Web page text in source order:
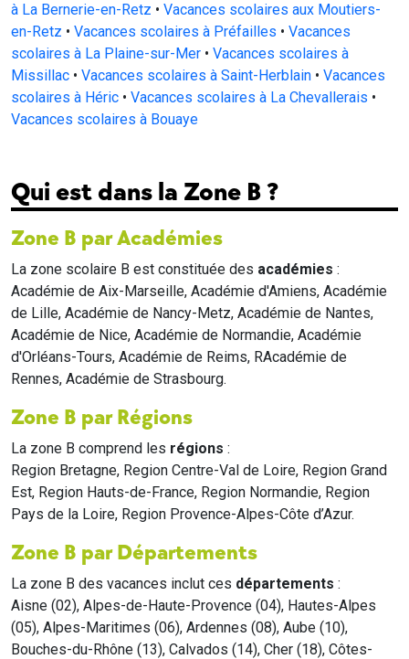
à La Bernerie-en-Retz • Vacances scolaires aux Moutiers-
en-Retz • Vacances scolaires à Préfailles • Vacances
scolaires à La Plaine-sur-Mer • Vacances scolaires à
Missillac • Vacances scolaires à Saint-Herblain • Vacances
scolaires à Héric • Vacances scolaires à La Chevallerais •
Vacances scolaires à Bouaye
Qui est dans la Zone B ?
Zone B par Académies
La zone scolaire B est constituée des académies :
Académie de Aix-Marseille, Académie d'Amiens, Académie
de Lille, Académie de Nancy-Metz, Académie de Nantes,
Académie de Nice, Académie de Normandie, Académie
d'Orléans-Tours, Académie de Reims, RAcadémie de
Rennes, Académie de Strasbourg.
Zone B par Régions
La zone B comprend les régions :
Region Bretagne, Region Centre-Val de Loire, Region Grand
Est, Region Hauts-de-France, Region Normandie, Region
Pays de la Loire, Region Provence-Alpes-Côte d’Azur.
Zone B par Départements
La zone B des vacances inclut ces départements :
Aisne (02), Alpes-de-Haute-Provence (04), Hautes-Alpes
(05), Alpes-Maritimes (06), Ardennes (08), Aube (10),
Bouches-du-Rhône (13), Calvados (14), Cher (18), Côtes-